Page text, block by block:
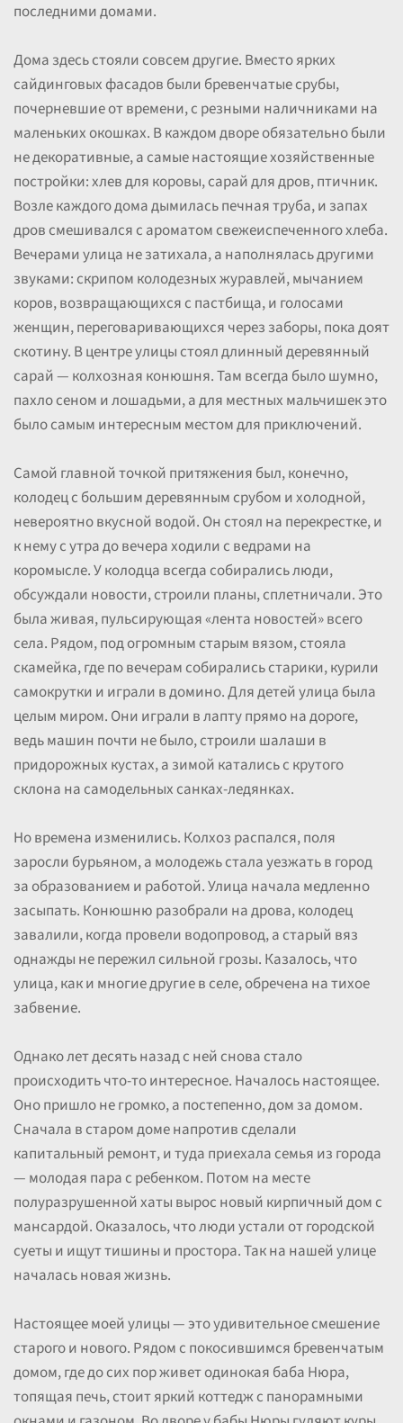
последними домами.
Дома здесь стояли совсем другие. Вместо ярких
сайдинговых фасадов были бревенчатые срубы,
почерневшие от времени, с резными наличниками на
маленьких окошках. В каждом дворе обязательно были
не декоративные, а самые настоящие хозяйственные
постройки: хлев для коровы, сарай для дров, птичник.
Возле каждого дома дымилась печная труба, и запах
дров смешивался с ароматом свежеиспеченного хлеба.
Вечерами улица не затихала, а наполнялась другими
звуками: скрипом колодезных журавлей, мычанием
коров, возвращающихся с пастбища, и голосами
женщин, переговаривающихся через заборы, пока доят
скотину. В центре улицы стоял длинный деревянный
сарай — колхозная конюшня. Там всегда было шумно,
пахло сеном и лошадьми, а для местных мальчишек это
было самым интересным местом для приключений.
Самой главной точкой притяжения был, конечно,
колодец с большим деревянным срубом и холодной,
невероятно вкусной водой. Он стоял на перекрестке, и
к нему с утра до вечера ходили с ведрами на
коромысле. У колодца всегда собирались люди,
обсуждали новости, строили планы, сплетничали. Это
была живая, пульсирующая «лента новостей» всего
села. Рядом, под огромным старым вязом, стояла
скамейка, где по вечерам собирались старики, курили
самокрутки и играли в домино. Для детей улица была
целым миром. Они играли в лапту прямо на дороге,
ведь машин почти не было, строили шалаши в
придорожных кустах, а зимой катались с крутого
склона на самодельных санках-ледянках.
Но времена изменились. Колхоз распался, поля
заросли бурьяном, а молодежь стала уезжать в город
за образованием и работой. Улица начала медленно
засыпать. Конюшню разобрали на дрова, колодец
завалили, когда провели водопровод, а старый вяз
однажды не пережил сильной грозы. Казалось, что
улица, как и многие другие в селе, обречена на тихое
забвение.
Однако лет десять назад с ней снова стало
происходить что-то интересное. Началось настоящее.
Оно пришло не громко, а постепенно, дом за домом.
Сначала в старом доме напротив сделали
капитальный ремонт, и туда приехала семья из города
— молодая пара с ребенком. Потом на месте
полуразрушенной хаты вырос новый кирпичный дом с
мансардой. Оказалось, что люди устали от городской
суеты и ищут тишины и простора. Так на нашей улице
началась новая жизнь.
Настоящее моей улицы — это удивительное смешение
старого и нового. Рядом с покосившимся бревенчатым
домом, где до сих пор живет одинокая баба Нюра,
топящая печь, стоит яркий коттедж с панорамными